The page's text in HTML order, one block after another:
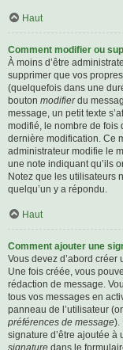
Haut
Comment modifier ou
À moins d’être
supprimer que vos
(quelquefois dans une
bouton modifierdu
message, un petit texte
modifié, le nombre de fois
dernière modification. Ce
administrateur modifie le
une note indiquant qu’ils
Notez que les utilisateurs
quelqu’un y a répondu.
Haut
Comment ajouter une
Vous devez d’abord
Une fois créée, vous
rédaction de message.
tous vos messages en
panneau de l’utilisateur
préférences de message).
signature d’être ajoutée
signature dans le